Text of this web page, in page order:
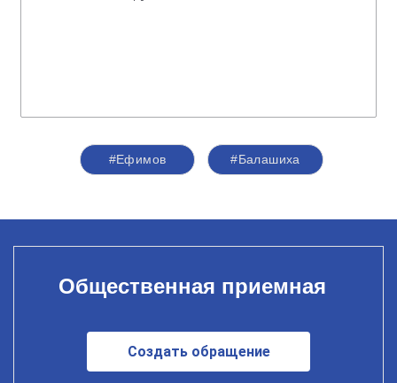
#Ефимов #Балашиха
Общественная приемная
Создать обращение